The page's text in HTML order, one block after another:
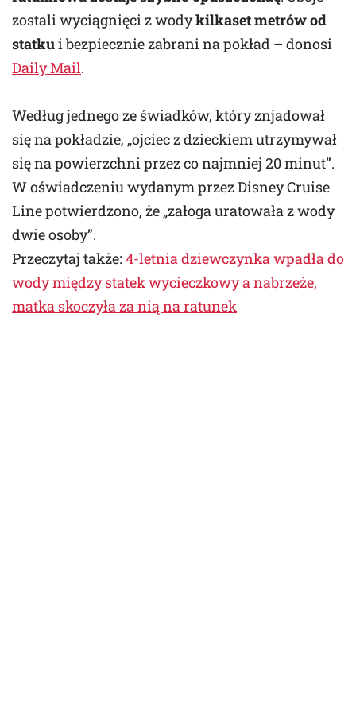
zostali wyciągnięci z wodykilkaset metrów od
statkui bezpiecznie zabrani na pokład – donosi
Daily Mail.
Według jednego ze świadków, który znjadował
się na pokładzie, „ojciec z dzieckiem utrzymywał
się na powierzchni przez co najmniej 20 minut”.
W oświadczeniu wydanym przez Disney Cruise
Line potwierdzono, że „załoga uratowała z wody
dwie osoby”.
Przeczytaj także: 4-letnia dziewczynka wpadła do
wody między statek wycieczkowy a nabrzeże,
matka skoczyła za nią na ratunek